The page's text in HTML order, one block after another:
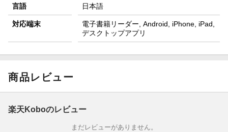
言語 日本語
対応端末
電子書籍リーダー, Android, iPhone, iPad,
デスクトップアプリ
商品レビュー
楽天Koboのレビュー
まだレビューがありません。